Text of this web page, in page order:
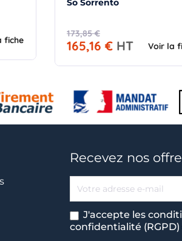
fiche
So Sorrento
173,85 €
165,16 € HT Voir la
Recevez nos
J'accepte les
confidentialité